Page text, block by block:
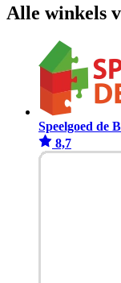
Alle winkels
Speelgoed de
8,7